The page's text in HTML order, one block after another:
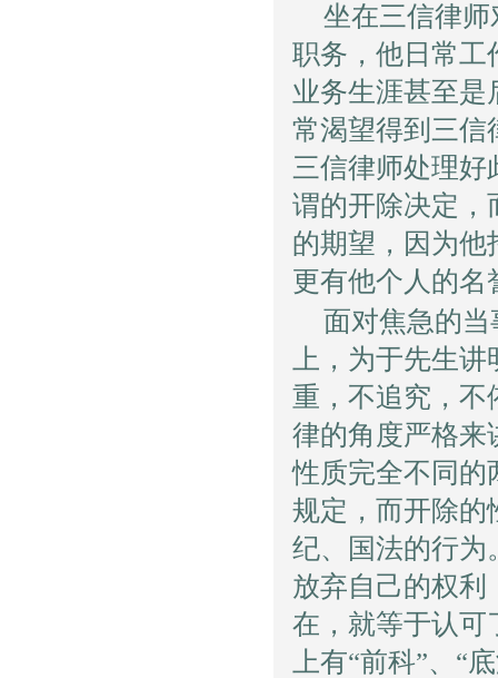
坐在三信律
职务，他日常工
业务生涯甚至是
常渴望得到三信
三信律师处理
谓的开除决定，
的期望，因为他
更有他个人的名
面对焦急的
上，为于先生
重，不追究，不
律的角度严格来
性质完全不同的
规定，而开除的
纪、国法的行为
放弃自己的权利
在，就等于认可
上有“前科”、“